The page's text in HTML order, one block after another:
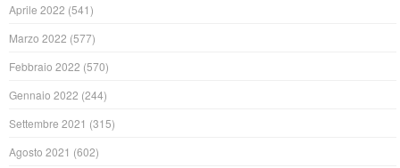
Aprile 2022 (541)
Marzo 2022 (577)
Febbraio 2022 (570)
Gennaio 2022 (244)
Settembre 2021 (315)
Agosto 2021 (602)